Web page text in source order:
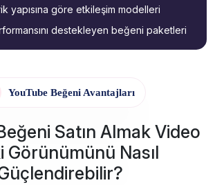
yapısına göre etkileşim modelleri
destekleyen beğeni paketleri
YouTube Beğeni Avantajları
Satın Almak Video
Görünümünü Nasıl